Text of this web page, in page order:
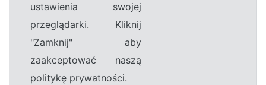
ustawienia swojej
przeglądarki. Kliknij
"Zamknij" aby
zaakceptować naszą
politykę prywatności.